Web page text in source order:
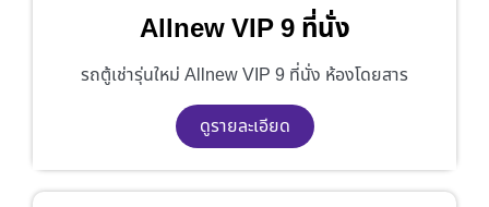
Allnew VIP 9 ที่นั่ง
รถตู้เช่ารุ่นใหม่ Allnew VIP 9 ที่นั่ง ห้องโดยสาร
ดูรายละเอียด